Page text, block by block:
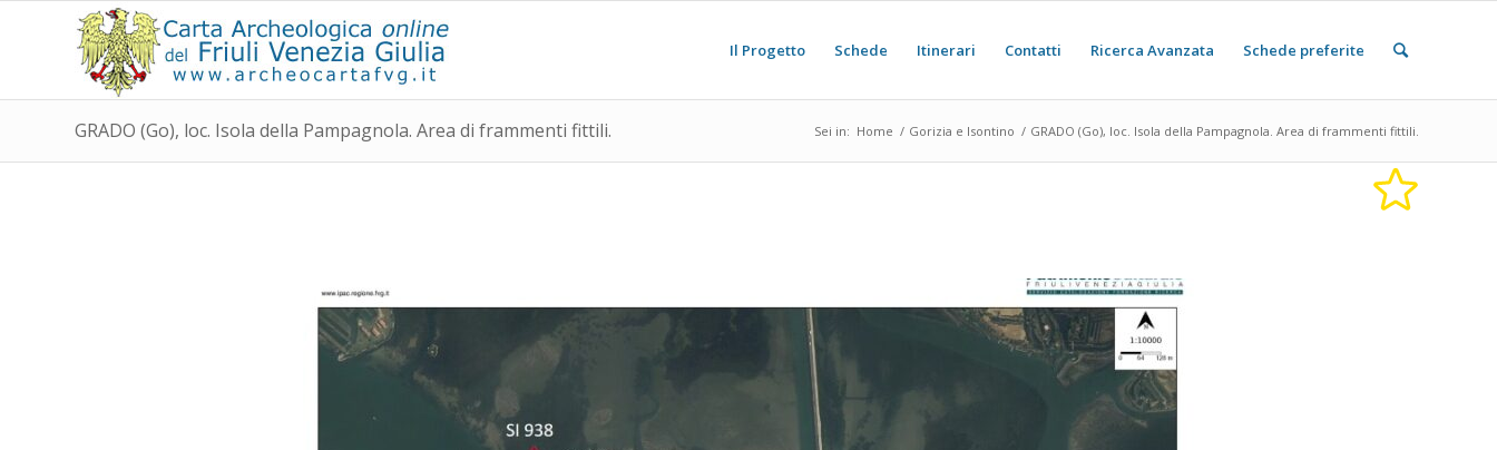
Il Progetto Schede Itinerari Contatti Ricerca Avanzata Schede preferite
GRADO (Go), loc. Isola della Pampagnola. Area di frammenti fittili. Sei in: Home / Gorizia e Isontino / GRADO (Go), loc. Isola della Pampagnola. Area di frammenti fittili.